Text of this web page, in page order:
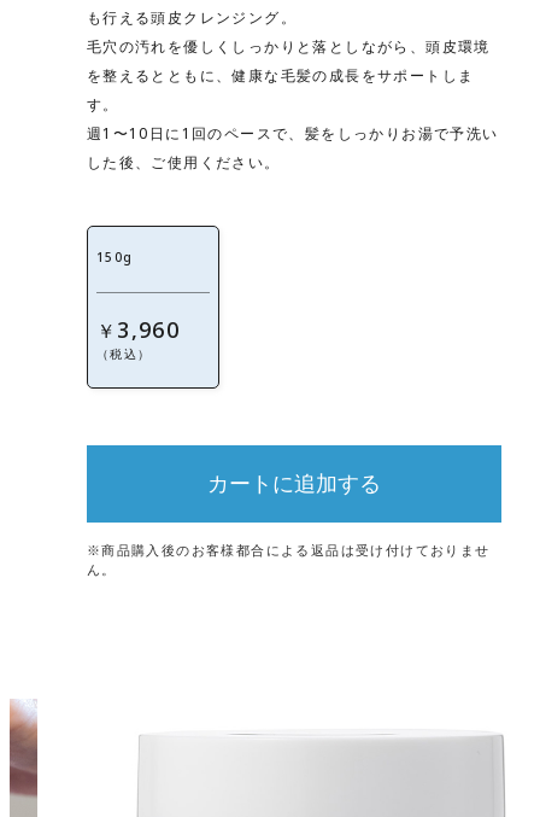
も行える頭皮クレンジング。
毛穴の汚れを優しくしっかりと落としながら、頭皮環境
を整えるとともに、健康な毛髪の成長をサポートしま
す。
週1〜10日に1回のペースで、髪をしっかりお湯で予洗い
した後、ご使用ください。
150g
￥ 3,960
（税込）
カートに追加する
※商品購入後のお客様都合による返品は受け付けておりませ
ん。